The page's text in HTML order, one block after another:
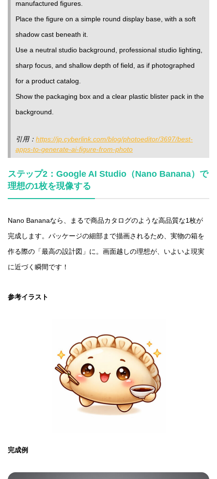
manufactured figures.
Place the figure on a simple round display base, with a soft
shadow cast beneath it.
Use a neutral studio background, professional studio lighting,
sharp focus, and shallow depth of field, as if photographed
for a product catalog.
Show the packaging box and a clear plastic blister pack in the
background.
引用： https://jp.cyberlink.com/blog/photoeditor/3697/best-
apps-to-generate-ai-figure-from-photo
ステップ2：Google AI Studio（Nano Banana）で
理想の1枚を現像する
Nano Bananaなら、まるで商品カタログのような高品質な1枚が
完成します。パッケージの細部まで描画されるため、実物の箱を
作る際の「最高の設計図」に。画面越しの理想が、いよいよ現実
に近づく瞬間です！
参考イラスト
完成例